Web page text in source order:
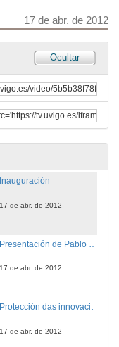
17 de abr. de 2012
Ocultar
Inauguración
17 de abr. de 2012
17 de abr. de 2012
Protección das innovacións
17 de abr. de 2012